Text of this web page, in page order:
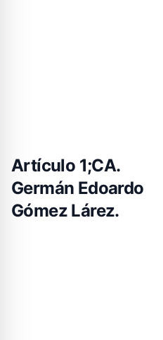
Artículo 1;CA.
Germán Edoardo
Gómez Lárez.